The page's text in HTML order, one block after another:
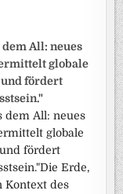
All: neues
globale
fördert
dem All: neues
globale
fördert
Erde,
Kontext des